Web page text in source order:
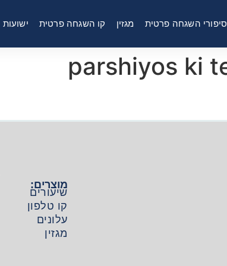
סיפורי השגחה פרטית מגזין קו השגחה פרטית ישועות
מוצרים:
שיעורים
קו טלפון
עלונים
מגזין